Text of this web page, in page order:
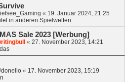
« 19. Januar 2024, 21:25
in anderen Spielwelten
Sale 2023 [Werbung]
« 27. November 2023, 14:21
« 17. November 2023, 15:19